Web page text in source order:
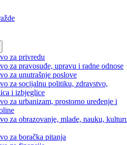
za privredu
za pravosuđe, upravu i radne odnose
za unutrašnje poslove
za socijalnu politiku, zdravstvo,
i izbjeglice
za urbanizam, prostorno uređenje i